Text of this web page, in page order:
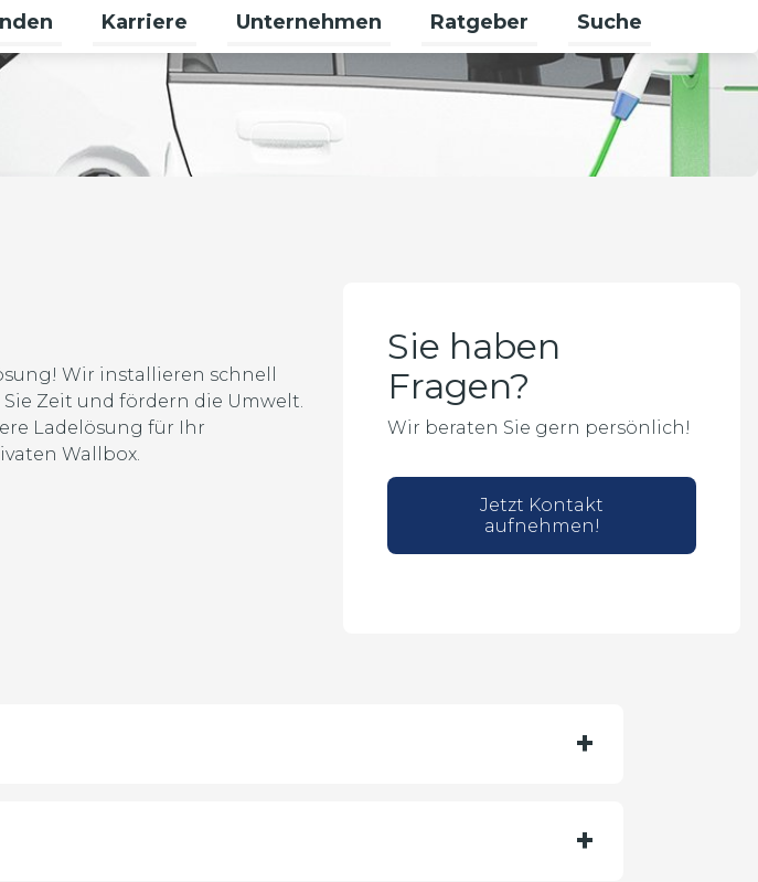
Privatkunden umschalten
Untermenü für Gewerbekunden umschalten
Karriere
Untermenü für Karriere umschalten
Unternehmen
Untermenü für Unternehmen
Ratgeber
Untermenü für
Suche
Wir installieren schnell
Zeit und fördern die Umwelt.
Ladelösung für Ihr
Wallbox.
Sie haben
Fragen?
Wir beraten Sie gern persönlich!
Jetzt Kontakt
aufnehmen!